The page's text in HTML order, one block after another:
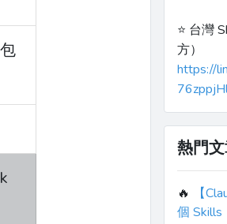
⭐️ 台灣
方）
https://
熱門
🔥
【
個 Skills